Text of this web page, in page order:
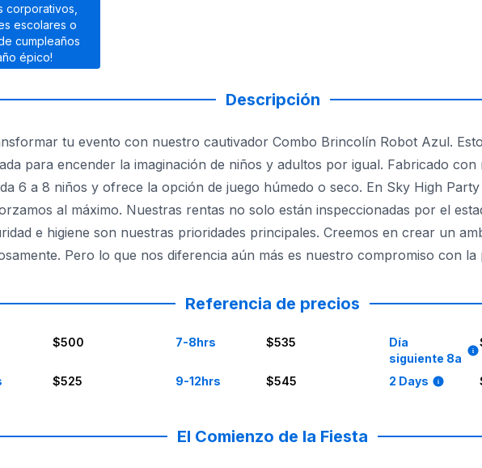
corporativos,
escolares o
cumpleaños
épico!
Descripción
tu evento con nuestro cautivador Combo Brincolín Robot Azul.
para encender la imaginación de niños y adultos por igual. Fabricado
6 a 8 niños y ofrece la opción de juego húmedo o seco. En Sky High
al máximo. Nuestras rentas no solo están inspeccionadas por el
e higiene son nuestras prioridades principales. Creemos en crear un
Pero lo que nos diferencia aún más es nuestro compromiso con la
en serio. Por eso cada miembro de nuestro equipo se somete a
Referencia de precios
$500
$525
7-8hrs $535
9-12hrs $545
Día
siguiente 8a
2 Days
El Comienzo de la Fiesta